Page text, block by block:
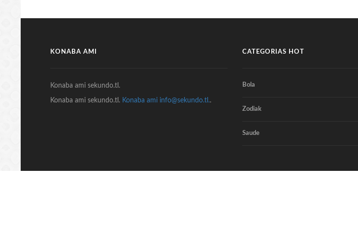
KONABA AMI
Konaba ami sekundo.tl.
Konaba ami sekundo.tl. Konaba ami info@sekundo.tl..
CATEGORIAS HOT
Bola
Zodiak
Saude